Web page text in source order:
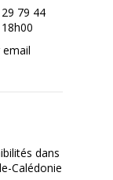
79 44
dans
Calédonie